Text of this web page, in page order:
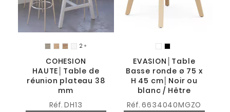
2 
COHESION
HAUTE│Table de
réunion plateau 38
mm
Réf.DH13
EVASION│Table
Basse ronde ø 75 x
H 45 cm│Noir ou
blanc / Hêtre
Réf.6634040MGZO